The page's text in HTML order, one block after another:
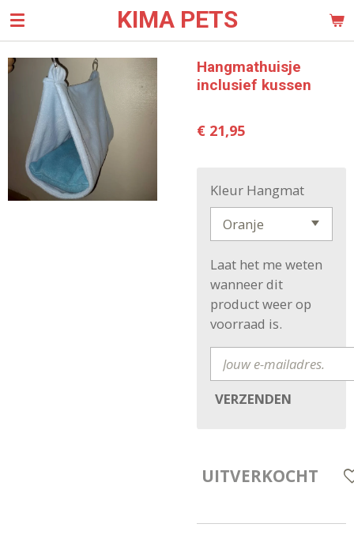
Ga
direct
naar
de
hoofdinhoud
KIMA PETS
Hangmathuisje
inclusief kussen
€ 21,95
Kleur Hangmat
Laat het me weten
wanneer dit
product weer op
voorraad is.
VERZENDEN
UITVERKOCHT